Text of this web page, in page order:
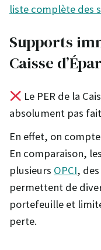
liste complète des
Supports
Caisse
Le PER de la
absolument pas
En effet, on compte
En comparaison,
plusieurs OPCI, des
permettent de
portefeuille et
perte.